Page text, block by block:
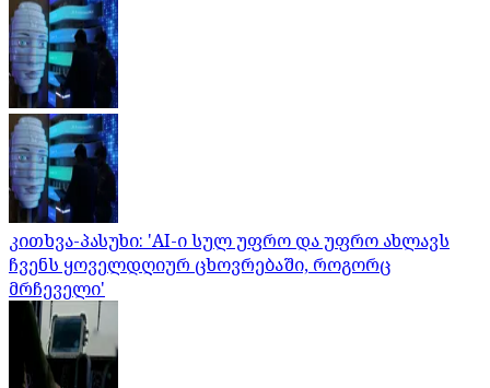
კითხვა-პასუხი: 'AI-ი სულ უფრო და უფრო ახლავს
ჩვენს ყოველდღიურ ცხოვრებაში, როგორც
მრჩეველი'